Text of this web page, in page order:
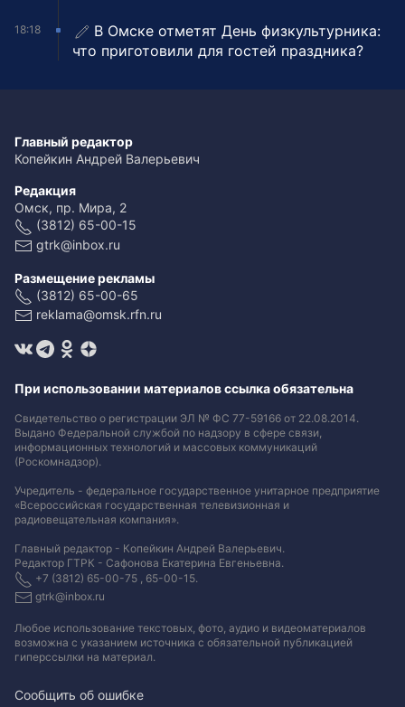
18:18
В Омске отметят День физкультурника:
что приготовили для гостей праздника?
Главный редактор
Копейкин Андрей Валерьевич
Редакция
Омск, пр. Мира, 2
(3812) 65-00-15
gtrk@inbox.ru
Размещение рекламы
(3812) 65-00-65
reklama@omsk.rfn.ru
При использовании материалов ссылка обязательна
Свидетельство о регистрации ЭЛ № ФС 77-59166 от 22.08.2014.
Выдано Федеральной службой по надзору в сфере связи,
информационных технологий и массовых коммуникаций
(Роскомнадзор).
Учредитель - федеральное государственное унитарное предприятие
«Всероссийская государственная телевизионная и
радиовещательная компания».
Главный редактор - Копейкин Андрей Валерьевич.
Редактор ГТРК - Сафонова Екатерина Евгеньевна.
+7 (3812) 65-00-75 , 65-00-15.
gtrk@inbox.ru
Любое использование текстовых, фото, аудио и видеоматериалов
возможна с указанием источника с обязательной публикацией
гиперссылки на материал.
Сообщить об ошибке